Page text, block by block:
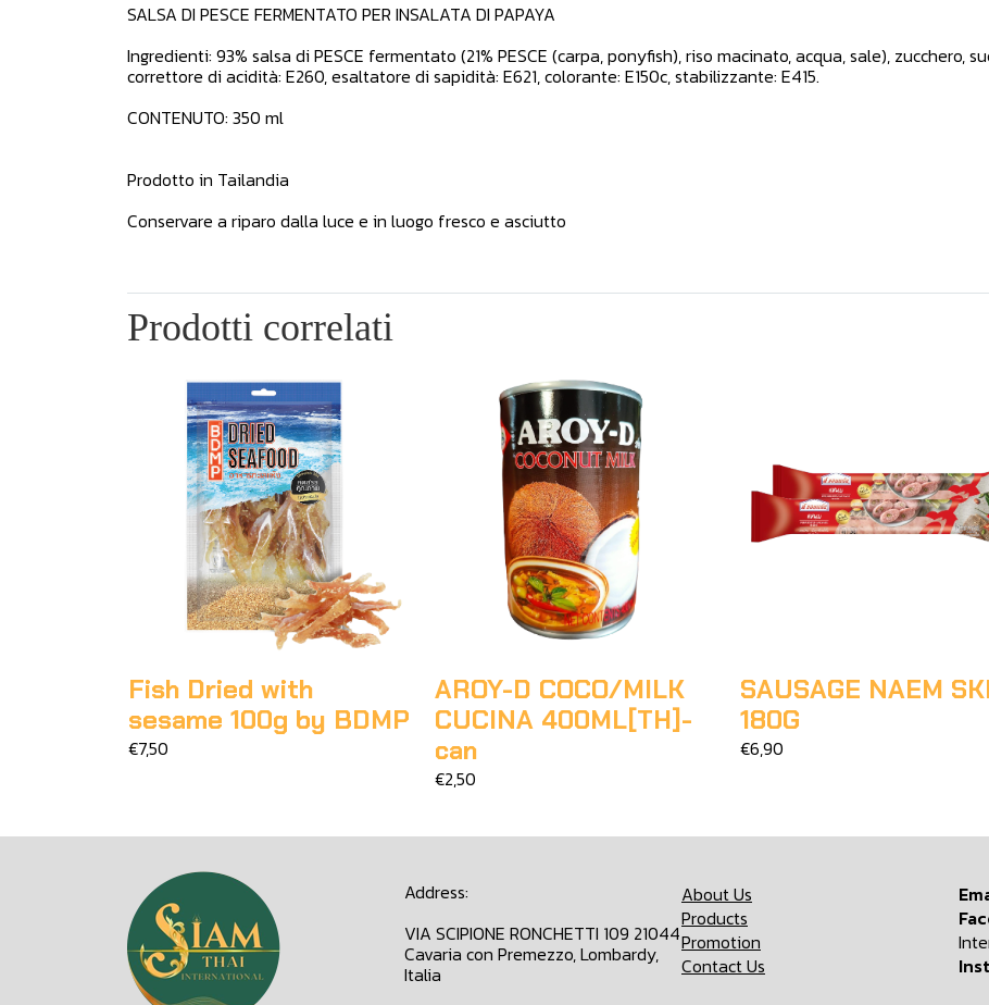
SALSA DI PESCE FERMENTATO PER INSALATA DI PAPAYA
Ingredienti: 93% salsa di PESCE fermentato (21% PESCE (carpa, ponyfish), riso macinato, acqua, sale), zucchero,
correttore di acidità: E260, esaltatore di sapidità: E621, colorante: E150c, stabilizzante: E415.
CONTENUTO: 350 ml
Prodotto in Tailandia
Conservare a riparo dalla luce e in luogo fresco e asciutto
Prodotti correlati
Fish Dried with
sesame 100g by BDMP
€7,50
AROY-D COCO/MILK
CUCINA 400ML[TH]-
can
€2,50
SAUSAGE NAEM
180G
€6,90
Address:
VIA SCIPIONE RONCHETTI 109 21044
Cavaria con Premezzo, Lombardy,
Italia
About Us
Products
Promotion
Contact Us